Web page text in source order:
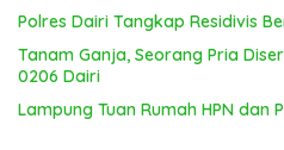
Polres Dairi Tangkap Residivis
Tanam Ganja, Seorang Pria
0206 Dairi
Lampung Tuan Rumah HPN dan